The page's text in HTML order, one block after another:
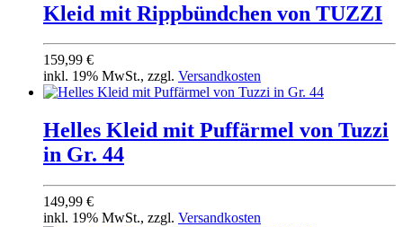
Kleid mit Rippbündchen von TUZZI
159,99 €
inkl. 19% MwSt., zzgl. Versandkosten
Helles Kleid mit Puffärmel von Tuzzi
in Gr. 44
149,99 €
inkl. 19% MwSt., zzgl. Versandkosten